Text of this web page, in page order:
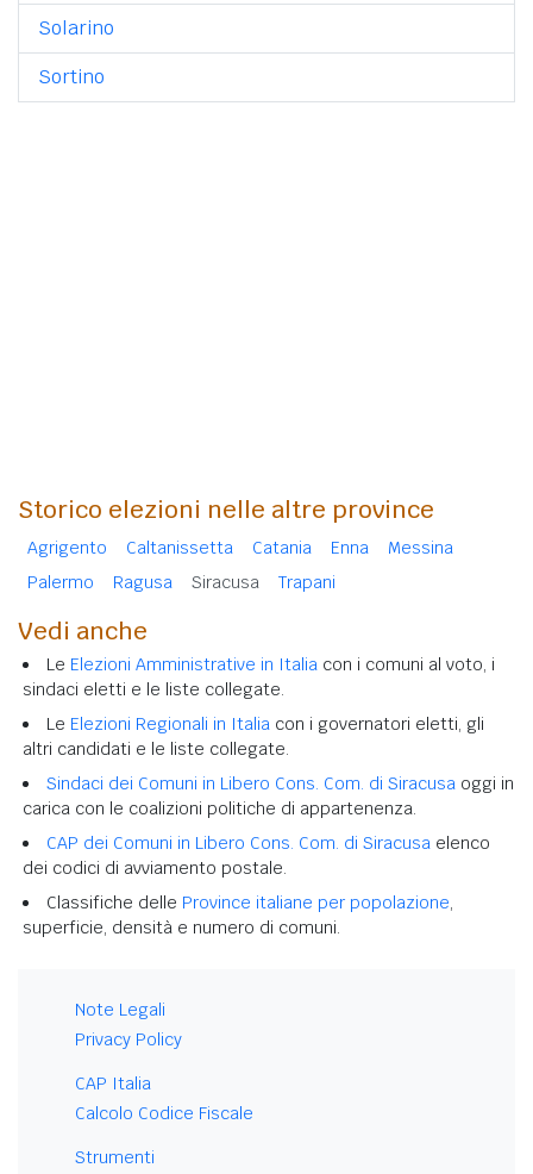
Solarino
Sortino
Storico elezioni nelle altre province
Agrigento Caltanissetta Catania Enna
Messina
Palermo
Ragusa Siracusa Trapani
Vedi anche
Le Elezioni Amministrative in Italia con i comuni al voto, i
sindaci eletti e le liste collegate.
Le Elezioni Regionali in Italia con i governatori eletti, gli
altri candidati e le liste collegate.
Sindaci dei Comuni in Libero Cons. Com. di Siracusa oggi in
carica con le coalizioni politiche di appartenenza.
CAP dei Comuni in Libero Cons. Com. di Siracusa elenco
dei codici di avviamento postale.
Classifiche delle Province italiane per popolazione,
superficie, densità e numero di comuni.
Note Legali
Privacy Policy
CAP Italia
Calcolo Codice Fiscale
Strumenti